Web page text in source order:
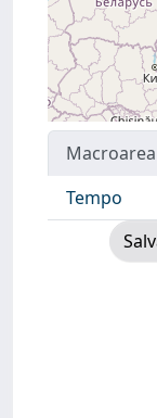
Macroarea
Tempo